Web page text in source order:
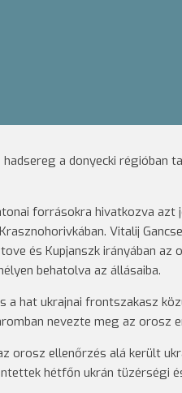
a donyecki régióban
forrásokra hivatkozva
Vitalij
és Kupjanszk irányában
behatolva az állásaiba.
a hat ukrajnai frontszakasz
nevezte meg az orosz
orosz ellenőrzés alá került
hétfőn ukrán tüzérségi